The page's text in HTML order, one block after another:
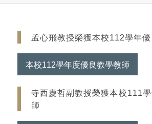
孟心飛教授榮獲本校112學年
本校112學年度優良教學教師
寺西慶哲副教授榮獲本校111
師